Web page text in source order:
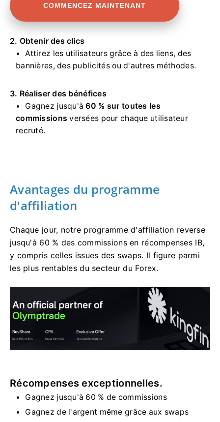
COMMENCEZ MAINTENANT
2. Obtenir des clics
Attirez les utilisateurs grâce à des liens, des
bannières, des publicités ou d'autres méthodes.
3. Réaliser des bénéfices
Gagnez jusqu'à60 % sur toutes les
commissions versées pour chaque utilisateur
recruté.
Avantages du programme
d'affiliation
Chaque jour, notre programme d'affiliation reverse
jusqu'à 60 % des commissions en récompenses IB,
y compris celles issues des swaps. Il figure parmi
les plus rentables du secteur du Forex.
Récompenses exceptionnelles.
Gagnez jusqu'à 60 % de commissions
Gagnez de l'argent même grâce aux swaps